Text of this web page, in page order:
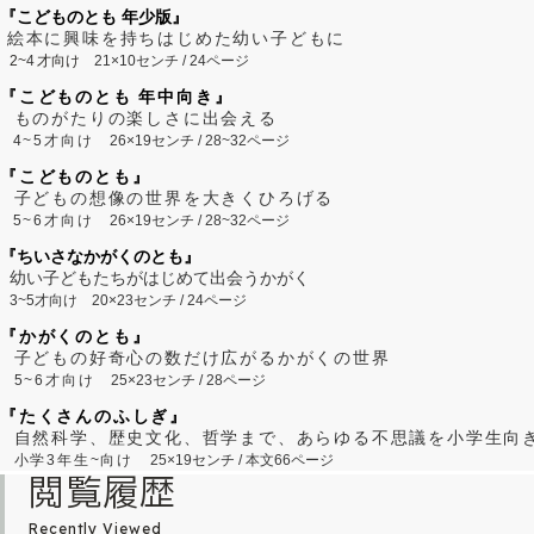
『こどものとも 年少版』
絵本に興味を持ちはじめた幼い子どもに
2~4 才向け 21×10センチ / 24ページ
『こどものとも 年中向き』
ものがたりの楽しさに出会える
4~5才向け26×19センチ / 28~32ページ
『こどものとも』
子どもの想像の世界を大きくひろげる
5~6才向け26×19センチ / 28~32ページ
『ちいさなかがくのとも』
幼い子どもたちがはじめて出会うかがく
3~5才向け 20×23センチ / 24ページ
『かがくのとも』
子どもの好奇心の数だけ広がるかがくの世界
5~6才向け25×23センチ / 28ページ
『たくさんのふしぎ』
自然科学、歴史文化、哲学まで、あらゆる不思議を小学生向
小学3年生~向け 25×19センチ / 本文66ページ
閲覧履歴
Recently Viewed